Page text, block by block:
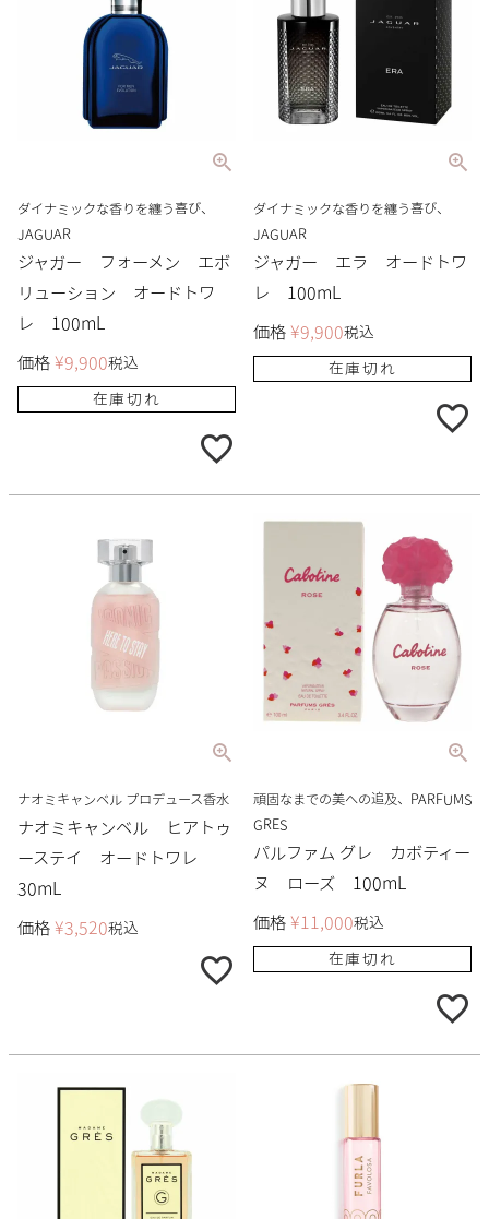
ダイナミックな香りを纏う喜び、
JAGUAR
ジャガー フォーメン エボ
リューション オードトワ
レ 100mL
価格 ¥9,900税込
在庫切れ
ダイナミックな香りを纏う喜び、
JAGUAR
ジャガー エラ オードトワ
レ 100mL
価格 ¥9,900税込
在庫切れ
ナオミキャンベル プロデュース香水
ナオミキャンベル ヒアトゥ
ーステイ オードトワレ
30mL
価格 ¥3,520税込
頑固なまでの美への追及、PARFUMS
GRES
パルファム グレ カボティー
ヌ ローズ 100mL
価格 ¥11,000税込
在庫切れ